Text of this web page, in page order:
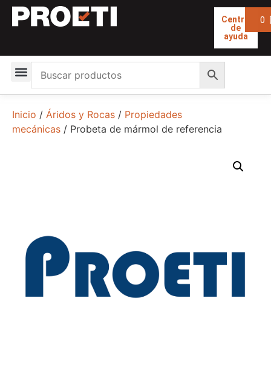
Centro
de
ayuda
0
Inicio / Áridos y Rocas / Propiedades
mecánicas / Probeta de mármol de referencia